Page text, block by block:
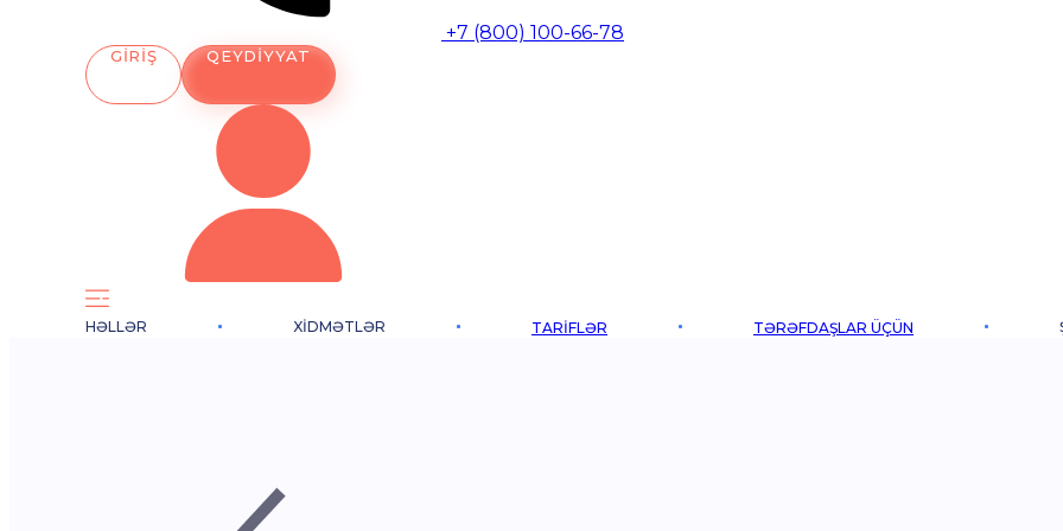
+7 (800) 100-66-78
GIRIŞ QEYDIYYAT
HƏLLƏR XIDMƏTLƏR TARIFLƏR TƏRƏFDAŞLAR ÜÇÜN